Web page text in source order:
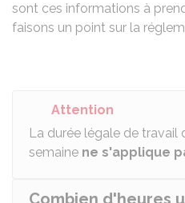
sont ces informations à
faisons un point sur la
Attention
La durée légale de travail
semaine ne s'applique
Combien d'heures